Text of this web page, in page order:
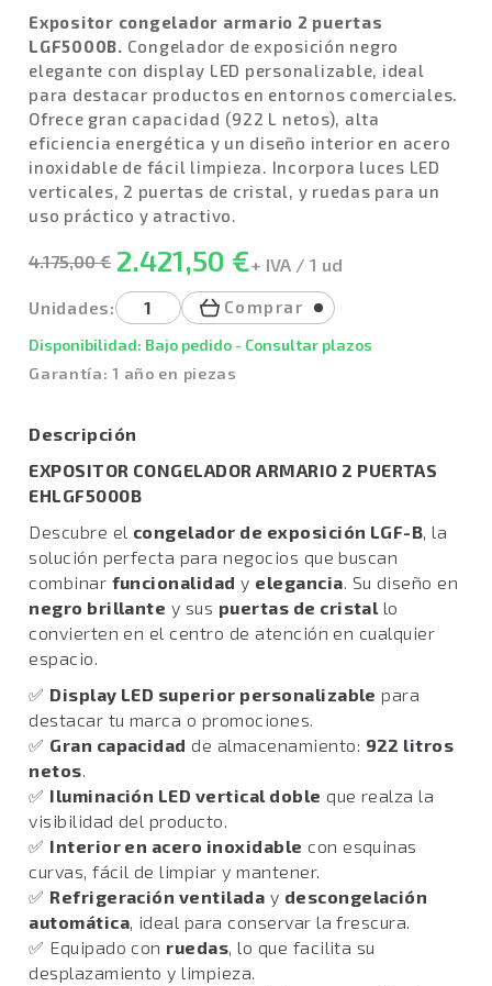
Expositor congelador armario 2 puertas
LGF5000B. Congelador de exposición negro
elegante con display LED personalizable, ideal
para destacar productos en entornos comerciales.
Ofrece gran capacidad (922 L netos), alta
eficiencia energética y un diseño interior en acero
inoxidable de fácil limpieza. Incorpora luces LED
verticales, 2 puertas de cristal, y ruedas para un
uso práctico y atractivo.
4.175,00 € 2.421,50 €+ IVA / 1 ud
Unidades: Comprar
Disponibilidad: Bajo pedido - Consultar plazos
Garantía: 1 año en piezas
Descripción
EXPOSITOR CONGELADOR ARMARIO 2 PUERTAS
EHLGF5000B
Descubre el congelador de exposición LGF-B, la
solución perfecta para negocios que buscan
combinar funcionalidad y elegancia. Su diseño en
negro brillante y sus puertas de cristal lo
convierten en el centro de atención en cualquier
espacio.
✅ Display LED superior personalizable para
destacar tu marca o promociones.
✅ Gran capacidad de almacenamiento: 922 litros
netos.
✅ Iluminación LED vertical doble que realza la
visibilidad del producto.
✅ Interior en acero inoxidable con esquinas
curvas, fácil de limpiar y mantener.
✅ Refrigeración ventilada y descongelación
automática, ideal para conservar la frescura.
✅ Equipado con ruedas, lo que facilita su
desplazamiento y limpieza.